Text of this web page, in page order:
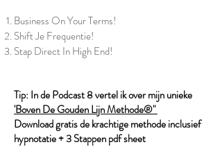
Business On Your Terms!
Shift Je Frequentie!
Stap Direct In High End!
Tip: In de Podcast 8 vertel ik over mijn unieke
'Boven De Gouden Lijn Methode®"
Download gratis de krachtige methode inclusief
hypnotatie + 3 Stappen pdf sheet